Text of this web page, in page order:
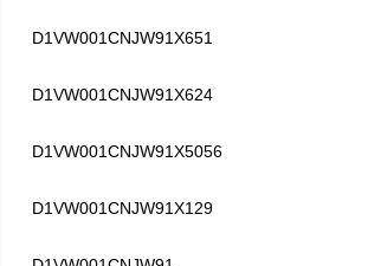
D1VW001CNJW91X651
D1VW001CNJW91X624
D1VW001CNJW91X5056
D1VW001CNJW91X129